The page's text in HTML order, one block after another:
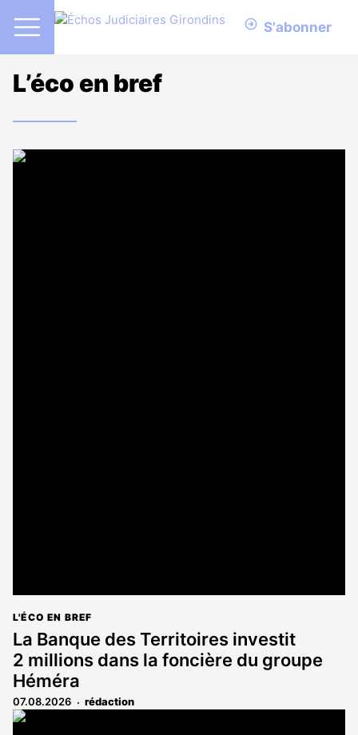
S'abonner
L’éco en bref
L'ÉCO EN BREF
La Banque des Territoires investit
2 millions dans la foncière du groupe
Héméra
07.08.2026 rédaction